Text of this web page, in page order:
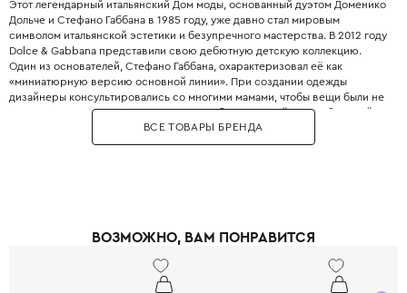
Этот легендарный итальянский Дом моды, основанный дуэтом Доменико
Дольче и Стефано Габбана в 1985 году, уже давно стал мировым
символом итальянской эстетики и безупречного мастерства. В 2012 году
Dolce & Gabbana представили свою дебютную детскую коллекцию.
Один из основателей, Стефано Габбана, охарактеризовал её как
«миниатюрную версию основной линии». При создании одежды
дизайнеры консультировались со многими мамами, чтобы вещи были не
только стильными, но и максимально удобными. Дизайнеры с большой
любовью и вниманием перенесли в детский гардероб все коды
взрослой моды: яркие цветочные принты, благородное кружево,
а главное - сделать его детство по-настоящему незабываемым и
ВСЕ ТОВАРЫ БРЕНДА
ВОЗМОЖНО, ВАМ ПОНРАВИТСЯ